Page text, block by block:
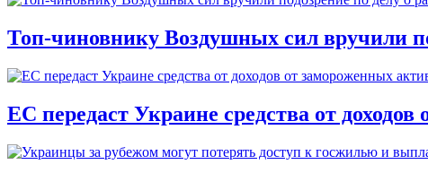
Топ-чиновнику Воздушных сил вручили
ЕС передаст Украине средства от